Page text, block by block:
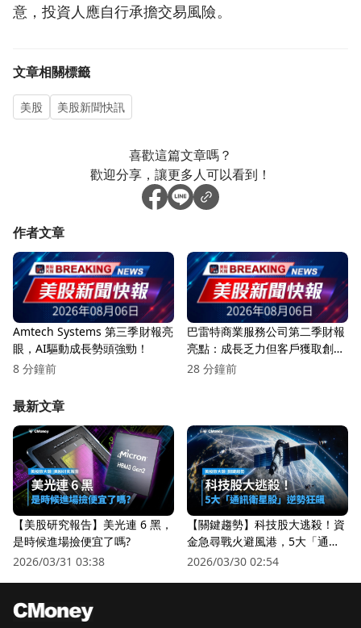
意，投資人應自行承擔交易風險。
文章相關標籤
美股 美股新聞快訊
喜歡這篇文章嗎？
歡迎分享，讓更多人可以看到！
作者文章
Amtech Systems 第三季財報亮
眼，AI驅動成長勢頭強勁！
8 分鐘前
巴雷特商業服務公司第二季財報
亮點：成長乏力但客戶獲取創新
高
28 分鐘前
最新文章
【美股研究報告】美光連 6 黑，
是時候進場撿便宜了嗎?
2026/03/31 03:38
【關鍵趨勢】科技股大逃殺！資
金急尋戰火避風港，5大「通訊
衛星股」逆勢狂飆
2026/03/30 02:54